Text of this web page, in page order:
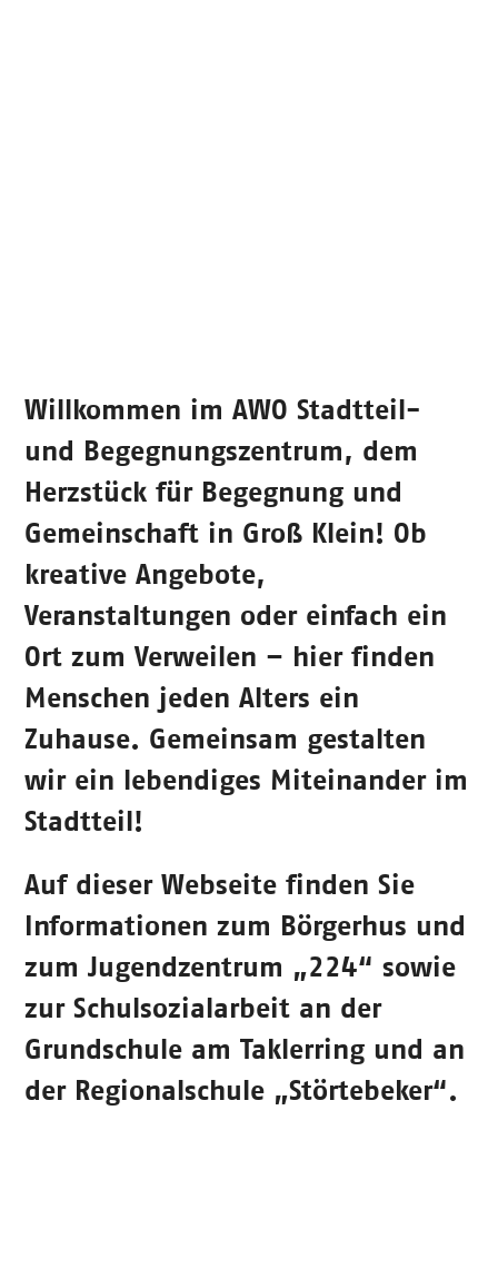
Willkommen imAWO Stadtteil-
und Begegnungszentrum, dem
Herzstück für Begegnung und
Gemeinschaft in Groß Klein! Ob
kreative Angebote,
Veranstaltungen oder einfach ein
Ort zum Verweilen – hier finden
Menschen jeden Alters ein
Zuhause. Gemeinsam gestalten
wir ein lebendiges Miteinander im
Stadtteil!
Auf dieser Webseite finden Sie
Informationen zum Börgerhus und
zum Jugendzentrum „224“ sowie
zur Schulsozialarbeit an der
Grundschule am Taklerring und an
der Regionalschule „Störtebeker“.